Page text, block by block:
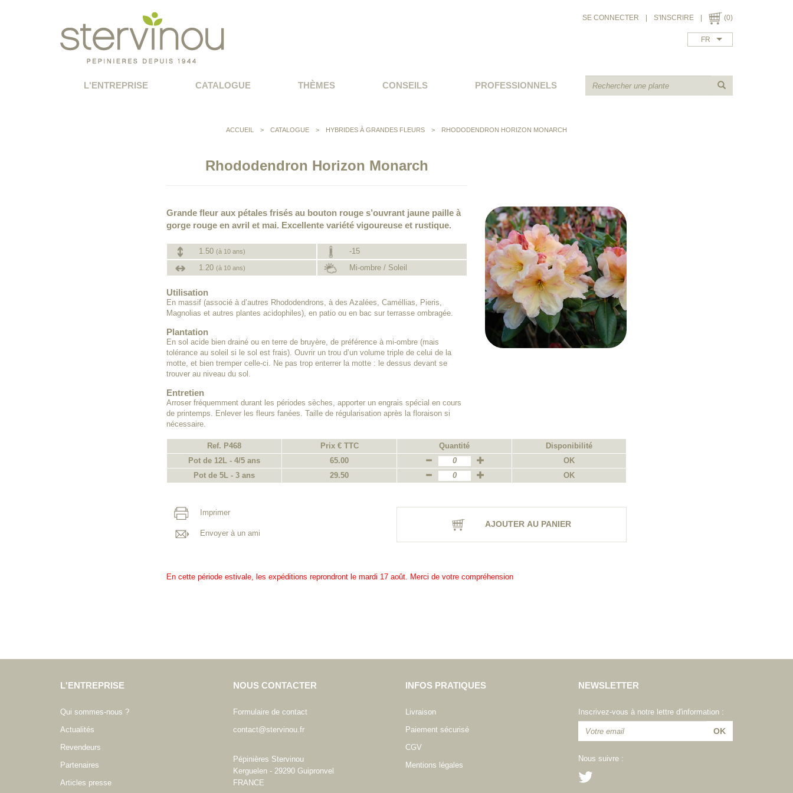
SE CONNECTER S'INSCRIRE (0)
FR
L'ENTREPRISE CATALOGUE THÈMES CONSEILS PROFESSIONNELS
ACCUEIL > CATALOGUE > HYBRIDES À GRANDES FLEURS > RHODODENDRON HORIZON MONARCH
Rhododendron Horizon Monarch
Grande fleur aux pétales frisés au bouton rouge s’ouvrant jaune paille à
gorge rouge en avril et mai. Excellente variété vigoureuse et rustique.
1.50 (à 10 ans)
-15
1.20 (à 10 ans) Mi-ombre / Soleil
Utilisation
En massif (associé à d’autres Rhododendrons, à des Azalées, Caméllias, Pieris,
Magnolias et autres plantes acidophiles), en patio ou en bac sur terrasse ombragée.
Plantation
En sol acide bien drainé ou en terre de bruyère, de préférence à mi-ombre (mais
tolérance au soleil si le sol est frais). Ouvrir un trou d’un volume triple de celui de la
motte, et bien tremper celle-ci. Ne pas trop enterrer la motte : le dessus devant se
trouver au niveau du sol.
Entretien
Arroser fréquemment durant les périodes sèches, apporter un engrais spécial en cours
de printemps. Enlever les fleurs fanées. Taille de régularisation après la floraison si
nécessaire.
Ref. P468 Prix € TTC Quantité
Disponibilité
Pot de 12L - 4/5 ans
65.00
OK
Pot de 5L - 3 ans
29.50 OK
Imprimer
Envoyer à un ami
AJOUTER AU PANIER
En cette période estivale, les expéditions reprondront le mardi 17 août. Merci de votre compréhension
L'ENTREPRISE
Qui sommes-nous ?
Actualités
Revendeurs
Partenaires
Articles presse
NOUS CONTACTER
Formulaire de contact
contact@stervinou.fr
Pépinières Stervinou
Kerguelen - 29290 Guipronvel
FRANCE
INFOS PRATIQUES
Livraison
Paiement sécurisé
CGV
Mentions légales
NEWSLETTER
Inscrivez-vous à notre lettre d'information :
Nous suivre :